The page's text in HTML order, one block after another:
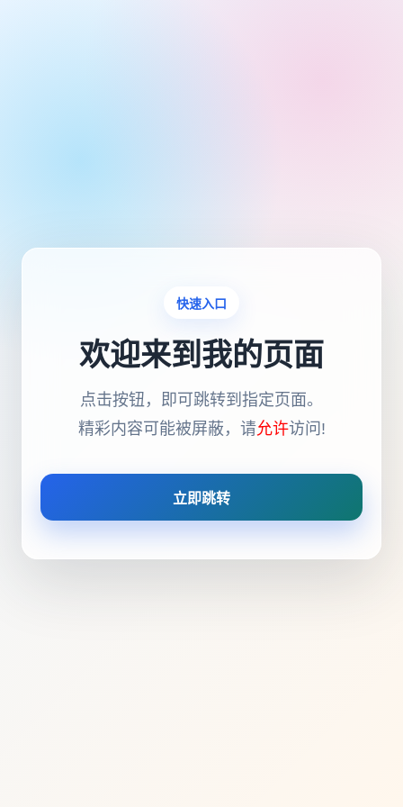
快速入口
欢迎来到我的页面
点击按钮，即可跳转到指定页面。
精彩内容可能被屏蔽，请允许访问!
立即跳转